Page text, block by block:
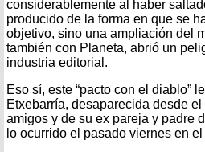
considerablemente al haber
producido de la forma en que se
objetivo, sino una ampliación del
también con Planeta, abrió un
industria editorial.
Eso sí, este “pacto con el diablo”
Etxebarría, desaparecida desde
amigos y de su ex pareja y padre
lo ocurrido el pasado viernes en